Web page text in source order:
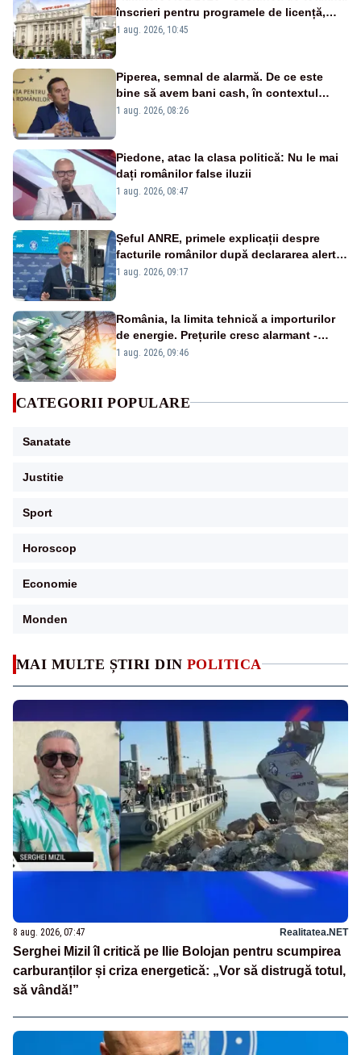
MAI MULTE ȘTIRI DIN POLITICA
8 aug. 2026, 07:47 Realitatea.NET
Serghei Mizil îl critică pe Ilie Bolojan pentru scumpirea
carburanților și criza energetică: „Vor să distrugă totul,
să vândă!”
înscrieri pentru programele de licență,
masterat și doctorat
1 aug. 2026, 10:45
Piperea, semnal de alarmă. De ce este
bine să avem bani cash, în contextul
alertei energetice?
1 aug. 2026, 08:26
Piedone, atac la clasa politică: Nu le mai
dați românilor false iluzii
1 aug. 2026, 08:47
Șeful ANRE, primele explicații despre
facturile românilor după declararea alertei
energetice
1 aug. 2026, 09:17
România, la limita tehnică a importurilor
de energie. Prețurile cresc alarmant -
Analiză Realitatea Plus
1 aug. 2026, 09:46
CATEGORII POPULARE
Sanatate
Justitie
Sport
Horoscop
Economie
Monden